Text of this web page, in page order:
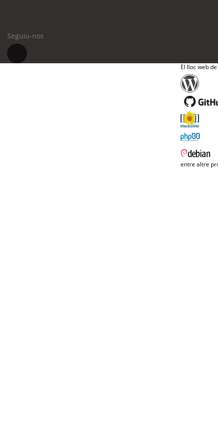
Seguiu-nos
El lloc web
entre altre